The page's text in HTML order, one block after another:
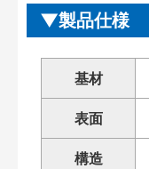
製品仕様
基材
表面
構造